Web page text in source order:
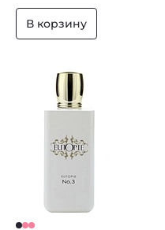
В корзину